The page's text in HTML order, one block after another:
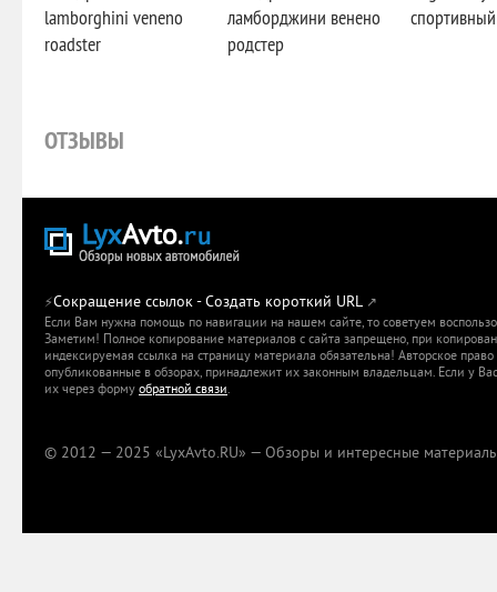
lamborghini veneno
roadster
ламборджини венено
родстер
ОТЗЫВЫ
⚡Сокращение ссылок - Создать короткий URL ↗
Если Вам нужна помощь по навигации на нашем сайте, то советуем
Заметим! Полное копирование материалов с сайта запрещено, при
индексируемая ссылка на страницу материала обязательна! Авторское
опубликованные в обзорах, принадлежит их законным владельцам. Если у
их через форму обратной связи.
© 2012 — 2025 «LyxAvto.RU» — Обзоры и интересные